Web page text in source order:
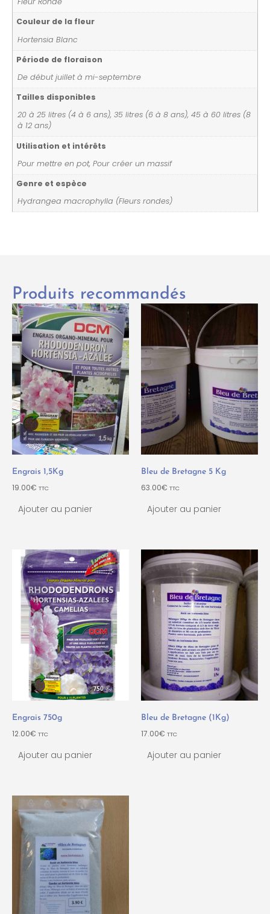
Couleur de la fleur
Hortensia Blanc
Période de floraison
De début juillet à mi-septembre
Tailles disponibles
20 à 25 litres (4 à 6 ans), 35 litres (6 à 8 ans), 45 à 60 litres (8
à 12 ans)
Utilisation et intérêts
Pour mettre en pot, Pour créer un massif
Genre et espèce
Hydrangea macrophylla (Fleurs rondes)
Produits recommandés
Engrais 1,5Kg
19.00€ TTC
Ajouter au panier
Bleu de Bretagne 5 Kg
63.00€ TTC
Ajouter au panier
Engrais 750g
12.00€ TTC
Ajouter au panier
Bleu de Bretagne (1Kg)
17.00€ TTC
Ajouter au panier